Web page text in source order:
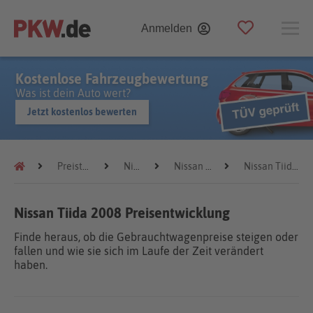
Anmelden
Kostenlose Fahrzeugbewertung
Was ist dein Auto wert?
Jetzt kostenlos bewerten
Preistrends Nissan Nissan Tiida Nissan Tiida 2008
Nissan Tiida 2008 Preisentwicklung
Finde heraus, ob die Gebrauchtwagenpreise steigen oder
fallen und wie sie sich im Laufe der Zeit verändert
haben.